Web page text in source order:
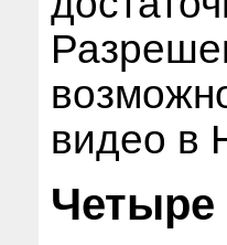
видео в
Четыре